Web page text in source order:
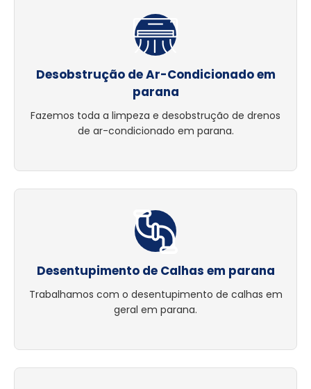
Desobstrução de Ar-Condicionado em
parana
Fazemos toda a limpeza e desobstrução de drenos
de ar-condicionado em parana.
Desentupimento de Calhas em parana
Trabalhamos com o desentupimento de calhas em
geral em parana.